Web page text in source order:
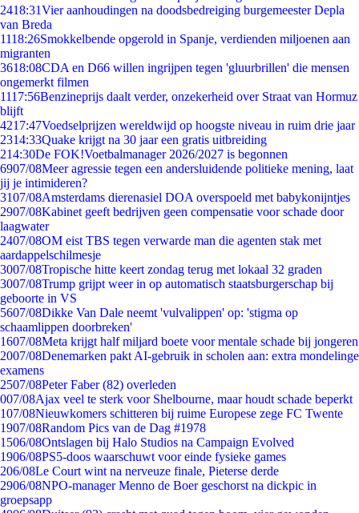
2418:31Vier aanhoudingen na doodsbedreiging burgemeester Depla
van Breda
1118:26Smokkelbende opgerold in Spanje, verdienden miljoenen aan
migranten
3618:08CDA en D66 willen ingrijpen tegen 'gluurbrillen' die mensen
ongemerkt filmen
1117:56Benzineprijs daalt verder, onzekerheid over Straat van Hormuz
blijft
4217:47Voedselprijzen wereldwijd op hoogste niveau in ruim drie jaar
2314:33Quake krijgt na 30 jaar een gratis uitbreiding
214:30De FOK!Voetbalmanager 2026/2027 is begonnen
6907/08Meer agressie tegen een andersluidende politieke mening, laat
jij je intimideren?
3107/08Amsterdams dierenasiel DOA overspoeld met babykonijntjes
2907/08Kabinet geeft bedrijven geen compensatie voor schade door
laagwater
2407/08OM eist TBS tegen verwarde man die agenten stak met
aardappelschilmesje
3007/08Tropische hitte keert zondag terug met lokaal 32 graden
3007/08Trump grijpt weer in op automatisch staatsburgerschap bij
geboorte in VS
5607/08Dikke Van Dale neemt 'vulvalippen' op: 'stigma op
schaamlippen doorbreken'
1607/08Meta krijgt half miljard boete voor mentale schade bij jongeren
2007/08Denemarken pakt AI-gebruik in scholen aan: extra mondelinge
examens
2507/08Peter Faber (82) overleden
007/08Ajax veel te sterk voor Shelbourne, maar houdt schade beperkt
107/08Nieuwkomers schitteren bij ruime Europese zege FC Twente
1907/08Random Pics van de Dag #1978
1506/08Ontslagen bij Halo Studios na Campaign Evolved
1906/08PS5-doos waarschuwt voor einde fysieke games
206/08Le Court wint na nerveuze finale, Pieterse derde
2906/08NPO-manager Menno de Boer geschorst na dickpic in
groepsapp